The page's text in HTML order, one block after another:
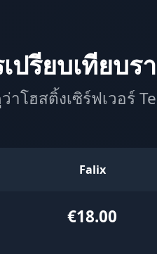
ปรียบเทียบ
าโฮสติ้งเซิร์ฟเวอร์
Falix
€18.00